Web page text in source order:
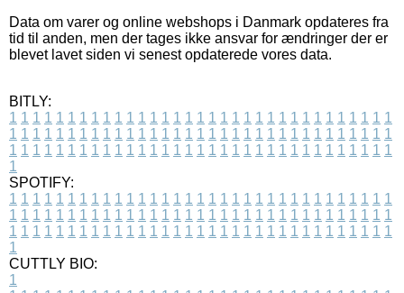
Data om varer og online webshops i Danmark opdateres fra
tid til anden, men der tages ikke ansvar for ændringer der er
blevet lavet siden vi senest opdaterede vores data.
BITLY:
1 1 1 1 1 1 1 1 1 1 1 1 1 1 1 1 1 1 1 1 1 1 1 1 1 1 1 1 1 1 1 1 1
1 1 1 1 1 1 1 1 1 1 1 1 1 1 1 1 1 1 1 1 1 1 1 1 1 1 1 1 1 1 1 1 1
1 1 1 1 1 1 1 1 1 1 1 1 1 1 1 1 1 1 1 1 1 1 1 1 1 1 1 1 1 1 1 1 1
1
SPOTIFY:
1 1 1 1 1 1 1 1 1 1 1 1 1 1 1 1 1 1 1 1 1 1 1 1 1 1 1 1 1 1 1 1 1
1 1 1 1 1 1 1 1 1 1 1 1 1 1 1 1 1 1 1 1 1 1 1 1 1 1 1 1 1 1 1 1 1
1 1 1 1 1 1 1 1 1 1 1 1 1 1 1 1 1 1 1 1 1 1 1 1 1 1 1 1 1 1 1 1 1
1
CUTTLY BIO:
1